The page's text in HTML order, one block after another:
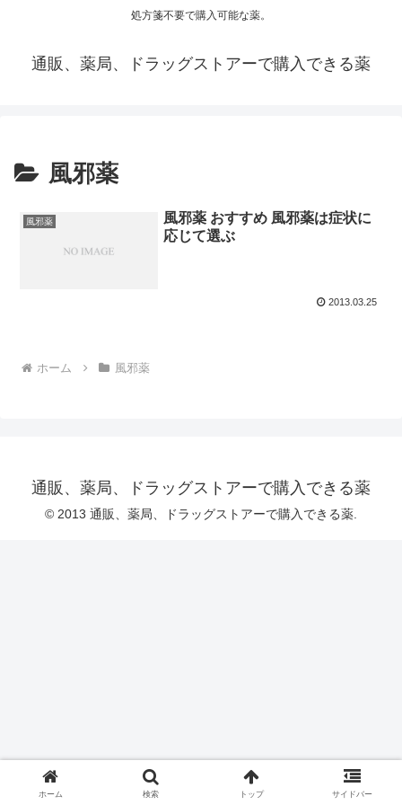
処方箋不要で購入可能な薬。
通販、薬局、ドラッグストアーで購入できる薬
風邪薬
風邪薬
風邪薬 おすすめ 風邪薬は症状に
応じて選ぶ
2013.03.25
ホーム 風邪薬
通販、薬局、ドラッグストアーで購入できる薬
© 2013 通販、薬局、ドラッグストアーで購入できる薬.
ホーム 検索 トップ サイドバー